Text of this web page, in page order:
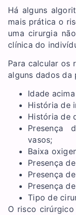
Há alguns
mais prática o
uma cirurgia
clínica do
Para calcular os
alguns dados da
Idade
História de
História de
Presença
vasos;
Baixa
Presença
Presença
Presença
Tipo de
O risco